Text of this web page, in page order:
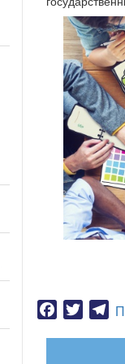
Facebook
Twitter